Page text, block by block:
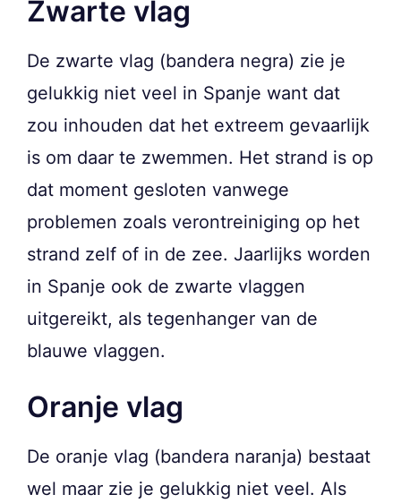
Zwarte vlag
De zwarte vlag (bandera negra) zie je
gelukkig niet veel in Spanje want dat
zou inhouden dat het extreem gevaarlijk
is om daar te zwemmen. Het strand is op
dat moment gesloten vanwege
problemen zoals verontreiniging op het
strand zelf of in de zee. Jaarlijks worden
in Spanje ook de zwarte vlaggen
uitgereikt, als tegenhanger van de
blauwe vlaggen.
Oranje vlag
De oranje vlag (bandera naranja) bestaat
wel maar zie je gelukkig niet veel. Als